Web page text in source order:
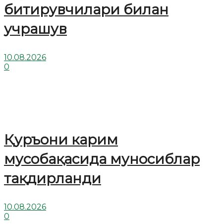
битирувчилари билан
учрашув
10.08.2026
0
Қуръони карим
мусобақасида муносиблар
тақдирланди
10.08.2026
0